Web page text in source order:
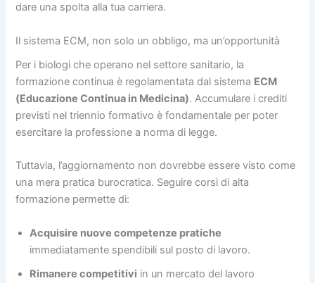
dare una spolta alla tua carriera.
Il sistema ECM, non solo un obbligo, ma un’opportunità
Per i biologi che operano nel settore sanitario, la
formazione continua è regolamentata dal sistema ECM
(Educazione Continua in Medicina). Accumulare i crediti
previsti nel triennio formativo è fondamentale per poter
esercitare la professione a norma di legge.
Tuttavia, l’aggiornamento non dovrebbe essere visto come
una mera pratica burocratica. Seguire corsi di alta
formazione permette di:
Acquisire nuove competenze pratiche
immediatamente spendibili sul posto di lavoro.
Rimanere competitivi in un mercato del lavoro